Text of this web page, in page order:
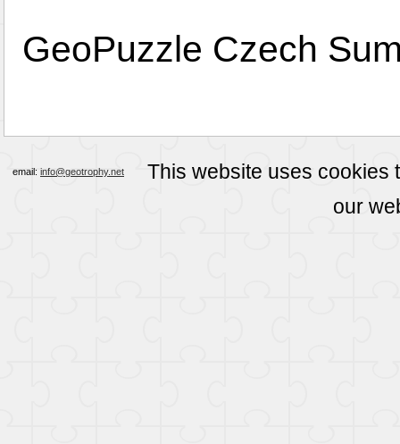
GeoPuzzle Czech
email: info@geotrophy.net
This website uses cookies
our